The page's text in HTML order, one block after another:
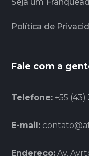
Seja um
Política de
Fale com a
Telefone: +55 (43)
E-mail:
Endereço: Av.